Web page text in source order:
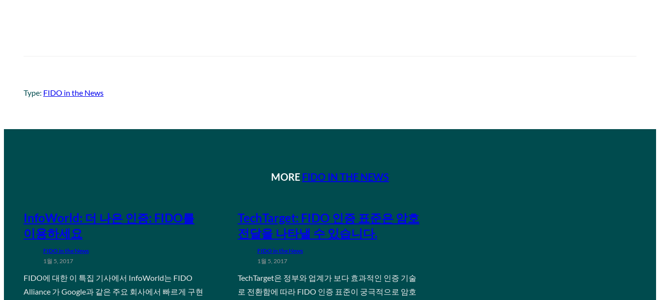
Type: FIDO in the News
MORE FIDO IN THE NEWS
InfoWorld: 더 나은 인증: FIDO를
이용하세요
FIDO in the News
1월 5, 2017
FIDO에 대한 이 특집 기사에서 InfoWorld는 FIDO
Alliance 가 Google과 같은 주요 회사에서 빠르게 구현
TechTarget: FIDO 인증 표준은 암호
전달을 나타낼 수 있습니다.
FIDO in the News
1월 5, 2017
TechTarget은 정부와 업계가 보다 효과적인 인증 기술
로 전환함에 따라 FIDO 인증 표준이 궁극적으로 암호